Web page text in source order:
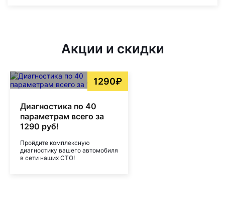
Акции и скидки
1290₽
Диагностика по 40
параметрам всего за
1290 руб!
Пройдите комплексную
диагностику вашего автомобиля
в сети наших СТО!